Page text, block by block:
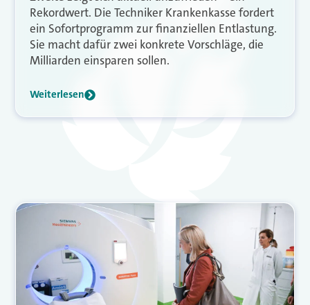
Rekordwert. Die Techniker Krankenkasse fordert
ein Sofortprogramm zur finanziellen Entlastung.
Sie macht dafür zwei konkrete Vorschläge, die
Milliarden einsparen sollen.
Weiterlesen